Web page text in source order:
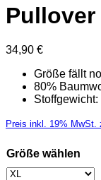
34,90 €
Größe fällt
80%
Stoffgewicht:
Preis inkl. 19% MwSt.
Größe wählen